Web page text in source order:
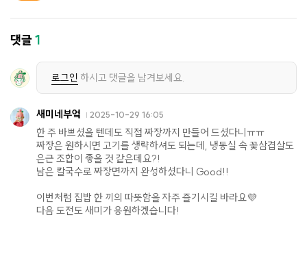
댓글1
로그인 하시고 댓글을 남겨보세요.
새미네부엌 2025-10-29 16:05
한 주 바쁘셨을 텐데도 직접 짜장까지 만들어 드셨다니ㅠㅠ
짜장은 원하시면 고기를 생략하셔도 되는데, 냉동실 속 꽃삼겹살도
은근 조합이 좋을 것 같은데요?!
남은 칼국수로 짜장면까지 완성하셨다니 Good!!
이번처럼 집밥 한 끼의 따뜻함을 자주 즐기시길 바라요💜
다음 도전도 새미가 응원하겠습니다!